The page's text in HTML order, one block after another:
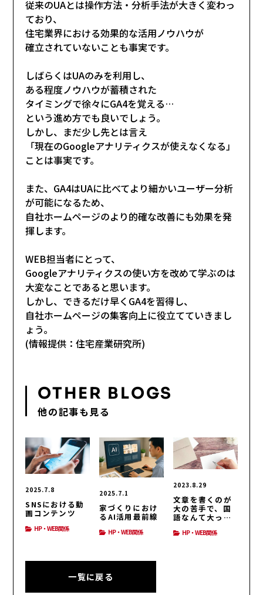
従来のUAとは操作方法・分析手法が大きく変わっ
ており、
住宅業界における効果的な活用ノウハウが
確立されていないことも事実です。
しばらくはUAのみを利用し、
ある程度ノウハウが蓄積された
タイミングで徐々にGA4を覚える…
という進め方でも良いでしょう。
しかし、まだ少し先とは言え
「現在のGoogleアナリティクスが使えなくなる」
ことは事実です。
また、GA4はUAに比べてより細かいユーザー分析
が可能になるため、
自社ホームページのより的確な改善にも効果を発
揮します。
WEB担当者にとって、
Googleアナリティクスの使い方を改めて学ぶのは
大変なことであると思います。
しかし、できるだけ早くGA4を習得し、
自社ホームページの集客向上に役立てていきまし
ょう。
(情報提供：住宅産業研究所)
OTHER BLOGS
他の記事も見る
2025.7.8
SNSにおける動
画コンテンツ
HP・WEB関係
2025.7.1
家づくりにおけ
るAI活用最前線
HP・WEB関係
2023.8.29
文章を書くのが
大の苦手で、国
語なんて大っ嫌
係 HP・WEB関係
一覧に戻る